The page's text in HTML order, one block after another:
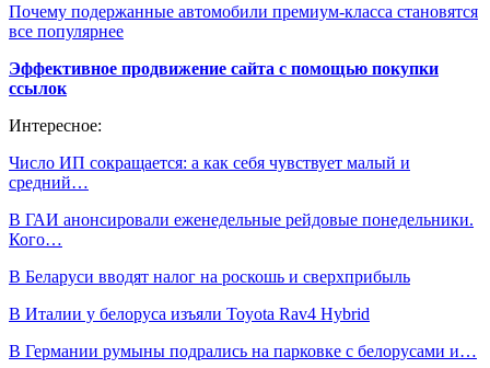
Почему подержанные автомобили премиум-класса становятся
все популярнее
Эффективное продвижение сайта с помощью покупки
ссылок
Интересное:
Число ИП сокращается: а как себя чувствует малый и
средний…
В ГАИ анонсировали еженедельные рейдовые понедельники.
Кого…
В Беларуси вводят налог на роскошь и сверхприбыль
В Италии у белоруса изъяли Toyota Rav4 Hybrid
В Германии румыны подрались на парковке с белорусами и…